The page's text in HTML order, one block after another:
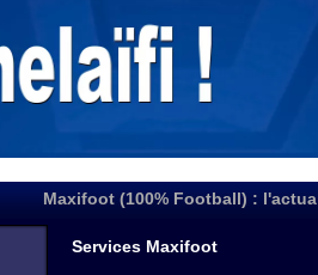
Maxifoot (100% Football) :
Services Maxifoot